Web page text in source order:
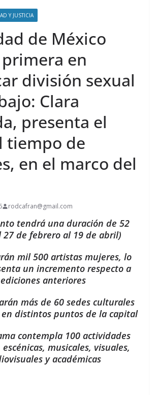
Y JUSTICIA
de México
en
división sexual
Clara
presenta el
tiempo de
en el marco del
rodcafran@gmail.com
tendrá una duración de 52
27 de febrero al 19 de abril)
mil 500 artistas mujeres, lo
un incremento respecto a
ediciones anteriores
más de 60 sedes culturales
distintos puntos de la capital
contempla 100 actividades
musicales, visuales,
y académicas